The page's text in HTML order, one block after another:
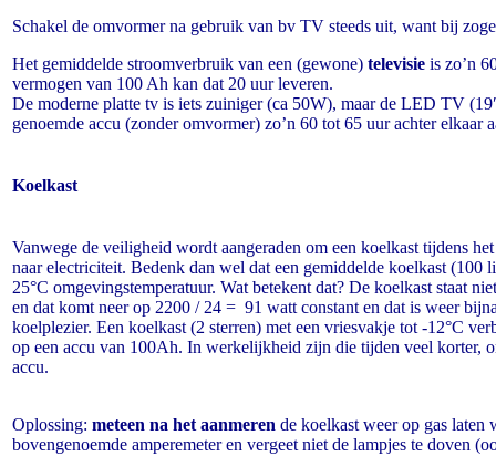
Schakel de omvormer na gebruik van bv TV steeds uit, want bij
Het gemiddelde stroomverbruik van een (gewone) televisie is zo’n
vermogen van 100 Ah kan dat 20 uur leveren.
De moderne platte tv is iets zuiniger (ca 50W), maar de LED TV
genoemde accu (zonder omvormer) zo’n 60 tot 65 uur achter elkaar
Koelkast
Vanwege de veiligheid wordt aangeraden om een koelkast tijdens
naar electriciteit. Bedenk dan wel dat een gemiddelde koelkast
25°C omgevingstemperatuur. Wat betekent dat? De koelkast staat
en dat komt neer op 2200 / 24 = 91 watt constant en dat is weer
koelplezier. Een koelkast (2 sterren) met een vriesvakje tot -12°C
op een accu van 100Ah. In werkelijkheid zijn die tijden veel korter,
accu.
Oplossing: meteen na het aanmeren de koelkast weer op gas laten
bovengenoemde amperemeter en vergeet niet de lampjes te doven